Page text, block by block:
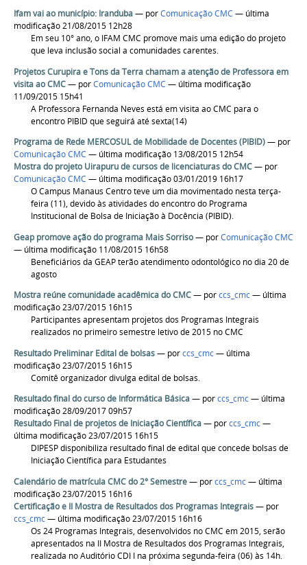
Ifam vai ao município: Iranduba— porComunicação CMC — última
modificação 21/08/2015 12h28
Em seu 10° ano, o IFAM CMC promove mais uma edição do projeto
que leva inclusão social a comunidades carentes.
Projetos Curupira e Tons da Terra chamam a atenção de Professora em
visita ao CMC— porComunicação CMC — última modificação
11/09/2015 15h41
A Professora Fernanda Neves está em visita ao CMC para o
encontro PIBID que seguirá até sexta(14)
Programa de Rede MERCOSUL de Mobilidade de Docentes (PIBID)— por
Comunicação CMC — última modificação 13/08/2015 12h54
Mostra do projeto Uirapuru de cursos de licenciaturas do CMC— por
Comunicação CMC — última modificação 03/01/2019 16h17
O Campus Manaus Centro teve um dia movimentado nesta terça-
feira (11), devido às atividades do encontro do Programa
Institucional de Bolsa de Iniciação à Docência (PIBID).
Geap promove ação do programa Mais Sorriso— porComunicação CMC
— última modificação 11/08/2015 16h58
Beneficiários da GEAP terão atendimento odontológico no dia 20 de
agosto
Mostra reúne comunidade acadêmica do CMC— porccs_cmc— última
modificação 23/07/2015 16h15
Participantes apresentam projetos dos Programas Integrais
realizados no primeiro semestre letivo de 2015 no CMC
Resultado Preliminar Edital de bolsas— porccs_cmc— última
modificação 23/07/2015 16h15
Comitê organizador divulga edital de bolsas.
Resultado final do curso de Informática Básica— porccs_cmc— última
modificação 28/09/2017 09h57
Resultado Final de projetos de Iniciação Científica— porccs_cmc—
última modificação 23/07/2015 16h15
DIPESP disponibiliza resultado final de edital que concede bolsas de
Iniciação Científica para Estudantes
Calendário de matrícula CMC do 2° Semestre— porccs_cmc— última
modificação 23/07/2015 16h16
Certificação e II Mostra de Resultados dos Programas Integrais— por
ccs_cmc— última modificação 23/07/2015 16h16
Os 24 Programas Integrais, desenvolvidos no CMC em 2015, serão
apresentados na II Mostra de Resultados dos Programas Integrais,
realizada no Auditório CDI I na próxima segunda-feira (06) às 14h.